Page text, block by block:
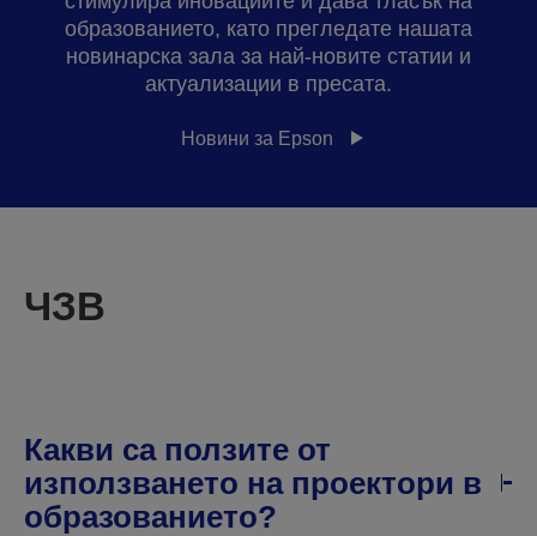
образованието, като прегледате нашата
новинарска зала за най-новите статии и
актуализации в пресата.
Новини за Epson
ЧЗВ
Какви са ползите от
използването на проектори в
образованието?